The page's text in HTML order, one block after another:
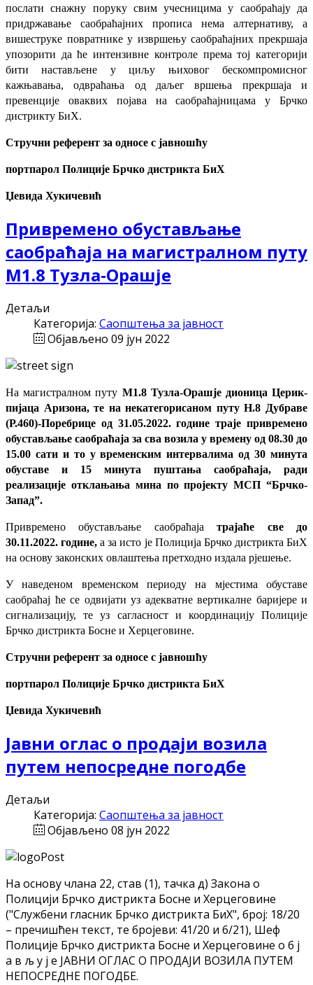
послати снажну поруку свим учесницима у саобраћају да
придржавање саобраћајних прописа нема алтернативу, а
вишеструке повратнике у извршењу саобраћајних прекршаја
упозорити да ће интензивне контроле према тој категорији
бити настављене у циљу њиховог бескомпромисног
кажњавања, одвраћања од даљег вршења прекршаја и
превенције оваквих појава на саобраћајницама у Брчко
дистрикту БиХ.
Стручни референт за односе с јавношћу
портпарол Полиције Брчко дистрикта БиХ
Џевида Хукичевић
Привремено обустављање
саобраћаја на магистралном путу
М1.8 Тузла-Орашје
Детаљи
Категорија: Саопштења за јавност
Објављено 09 јун 2022
На магистралном путу М1.8 Тузла-Орашје дионица Церик-
пијаца Аризона, те на некатегорисаном путу Н.8 Дубраве
(Р.460)-Поребрице од 31.05.2022. године траје привремено
обустављање саобраћаја за сва возила у времену од 08.30 до
15.00 сати и то у временским интервалима од 30 минута
обуставе и 15 минута пуштања саобраћаја, ради
реализације отклањања мина по пројекту МСП “Брчко-
Запад”.
Привремено обустављање саобраћајатрајаће све до
30.11.2022. године,а за исто је Полиција Брчко дистрикта БиХ
на основу законских овлаштења претходно издала рјешење.
У наведеном временском периоду на мјестима обуставе
саобраћај ће се одвијати уз адекватне вертикалне баријере и
сигнализацију, те уз сагласност и координацију Полиције
Брчко дистрикта Босне и Херцеговине.
Стручни референт за односе с јавношћу
портпарол Полиције Брчко дистрикта БиХ
Џевида Хукичевић
Jавни оглас о продаји возила
путем непосредне погодбе
Детаљи
Категорија: Саопштења за јавност
Објављено 08 јун 2022
На основу члана 22, став (1), тачка д) Закона о
Полицији Брчко дистрикта Босне и Херцеговине
("Службени гласник Брчко дистрикта БиХ", број: 18/20
– пречишћен текст, те бројеви: 41/20 и 6/21), Шеф
Полиције Брчко дистрикта Босне и Херцеговине о б ј
а в љ у ј е ЈАВНИ ОГЛАС О ПРОДАЈИ ВОЗИЛА ПУТЕМ
НЕПОСРЕДНЕ ПОГОДБЕ.